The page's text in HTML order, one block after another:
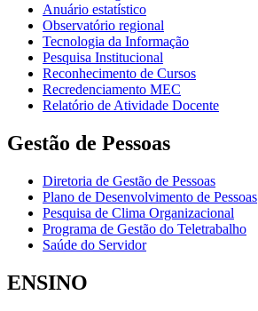
Anuário estatístico
Observatório regional
Tecnologia da Informação
Pesquisa Institucional
Reconhecimento de Cursos
Recredenciamento MEC
Relatório de Atividade Docente
Gestão de Pessoas
Diretoria de Gestão de Pessoas
Plano de Desenvolvimento de Pessoas
Pesquisa de Clima Organizacional
Programa de Gestão do Teletrabalho
Saúde do Servidor
ENSINO